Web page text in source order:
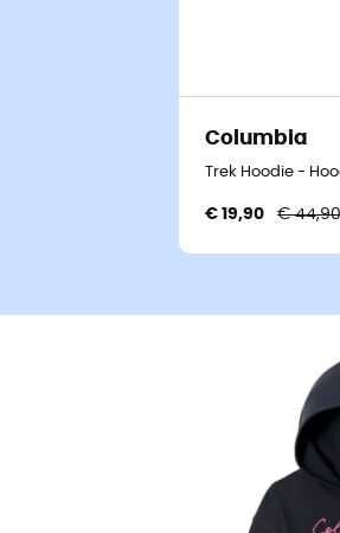
Columbia
Trek Hoodie -
€ 19,90 €